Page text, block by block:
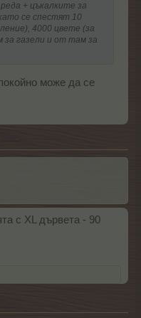
+ цъкалките за
се спестят 10
4000 цвете (за
газели и от там за
може да се
с ХL дървета - 90